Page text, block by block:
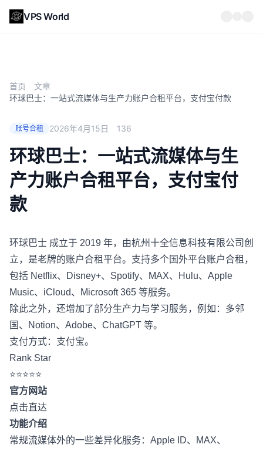
VPS World
首页
文章
环球巴士：一站式流媒体与生产力账户合租平台，支付宝付款
账号合租 2026年4月15日 136
环球巴士：一站式流媒体与生
产力账户合租平台，支付宝付
款
环球巴士 成立于 2019 年，由杭州十全信息科技有限公司创
立，是老牌的账户合租平台。支持多个国外平台账户合租，
包括 Netflix、Disney+、Spotify、MAX、Hulu、Apple
Music、iCloud、Microsoft 365 等服务。
除此之外，还增加了部分生产力与学习服务，例如：多邻
国、Notion、Adobe、ChatGPT 等。
支付方式：支付宝。
Rank Star
⭐⭐⭐⭐⭐
官方网站
点击直达
功能介绍
常规流媒体外的一些差异化服务：Apple ID、MAX、